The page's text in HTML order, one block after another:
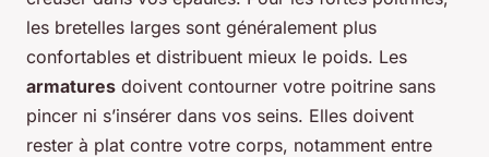
les bretelles larges sont généralement plus
confortables et distribuent mieux le poids. Les
armatures doivent contourner votre poitrine sans
pincer ni s’insérer dans vos seins. Elles doivent
rester à plat contre votre corps, notamment entre